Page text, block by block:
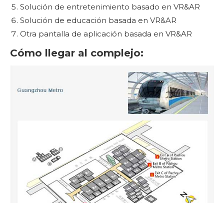
Solución de entretenimiento basado en VR&AR
Solución de educación basada en VR&AR
Otra pantalla de aplicación basada en VR&AR
Cómo llegar al complejo: